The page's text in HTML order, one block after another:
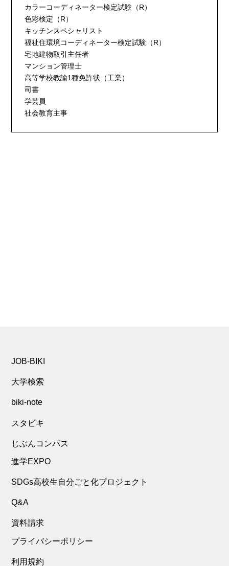
カラーコーディネーター検定試験（R）
色彩検定（R）
キッチンスペシャリスト
福祉住環境コーディネーター検定試験（R）
宅地建物取引主任者
マンション管理士
高等学校教諭1種免許状（工業）
司書
学芸員
社会教育主事
JOB-BIKI
大学検索
biki-note
スタビキ
じぶんコンパス
進学EXPO
SDGs高校生自分ごと化プロジェクト
Q&A
資料請求
プライバシーポリシー
利用規約